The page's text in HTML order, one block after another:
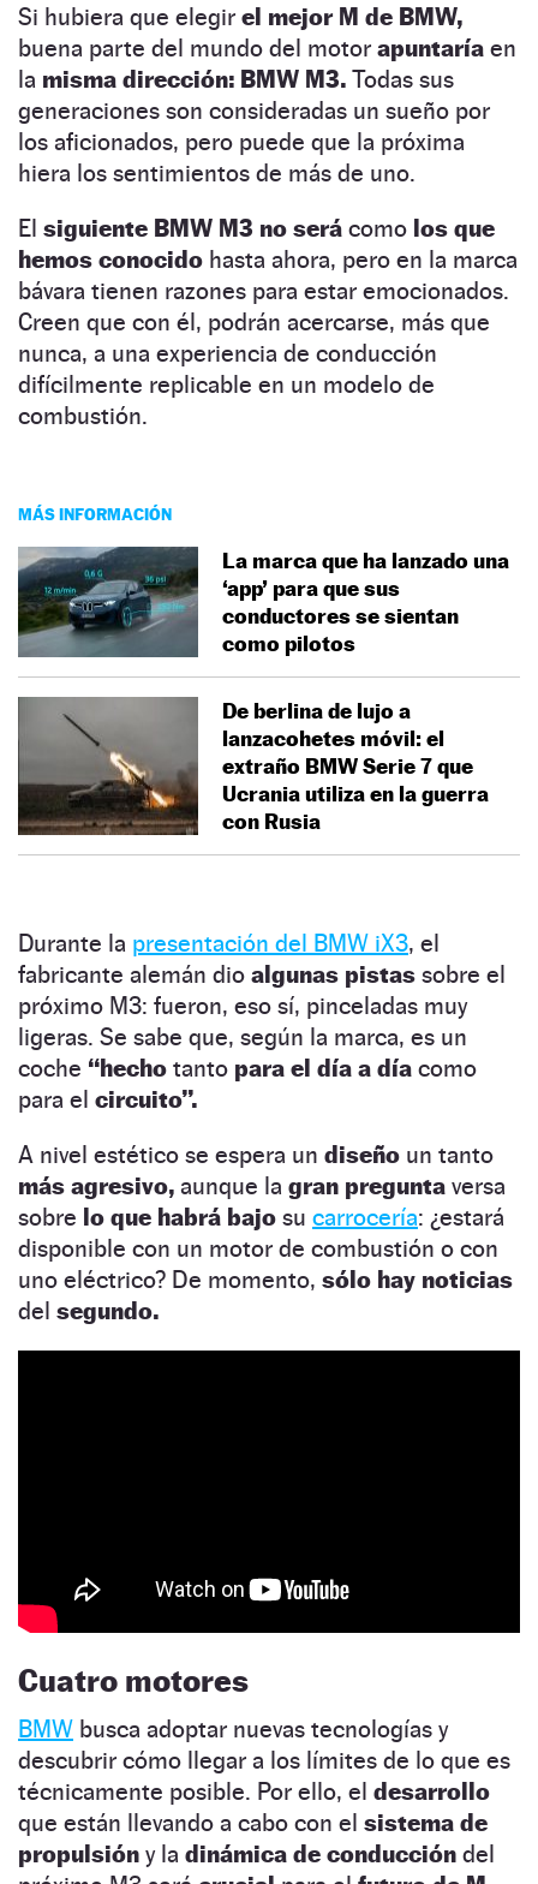
Si hubiera que elegir el mejor M de BMW,
buena parte del mundo del motor apuntaría en
la misma dirección: BMW M3. Todas sus
generaciones son consideradas un sueño por
los aficionados, pero puede que la próxima
hiera los sentimientos de más de uno.
El siguiente BMW M3 no será como los que
hemos conocido hasta ahora, pero en la marca
bávara tienen razones para estar emocionados.
Creen que con él, podrán acercarse, más que
nunca, a una experiencia de conducción
difícilmente replicable en un modelo de
combustión.
MÁS INFORMACIÓN
La marca que ha lanzado una
‘app’ para que sus
conductores se sientan
como pilotos
De berlina de lujo a
lanzacohetes móvil: el
extraño BMW Serie 7 que
Ucrania utiliza en la guerra
con Rusia
Durante la presentación del BMW iX3, el
fabricante alemán dio algunas pistas sobre el
próximo M3: fueron, eso sí, pinceladas muy
ligeras. Se sabe que, según la marca, es un
coche “hecho tanto para el día a día como
para el circuito”.
A nivel estético se espera un diseño un tanto
más agresivo, aunque la gran pregunta versa
sobre lo que habrá bajo su carrocería: ¿estará
disponible con un motor de combustión o con
uno eléctrico? De momento, sólo hay noticias
del segundo.
Cuatro motores
BMW busca adoptar nuevas tecnologías y
descubrir cómo llegar a los límites de lo que es
técnicamente posible. Por ello, el desarrollo
que están llevando a cabo con el sistema de
propulsión y la dinámica de conducción del